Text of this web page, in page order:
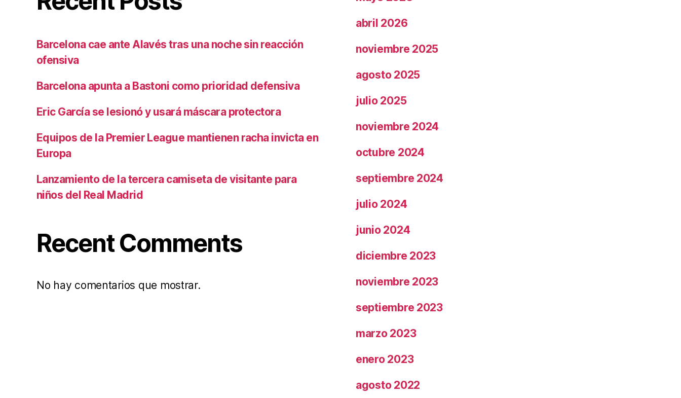
Barcelona cae ante Alavés tras una noche sin reacción
ofensiva
Barcelona apunta a Bastoni como prioridad defensiva
Eric García se lesionó y usará máscara protectora
Equipos de la Premier League mantienen racha invicta en
Europa
Lanzamiento de la tercera camiseta de visitante para
niños del Real Madrid
Recent Comments
No hay comentarios que mostrar.
abril 2026
noviembre 2025
agosto 2025
julio 2025
noviembre 2024
octubre 2024
septiembre 2024
julio 2024
junio 2024
diciembre 2023
noviembre 2023
septiembre 2023
marzo 2023
enero 2023
agosto 2022